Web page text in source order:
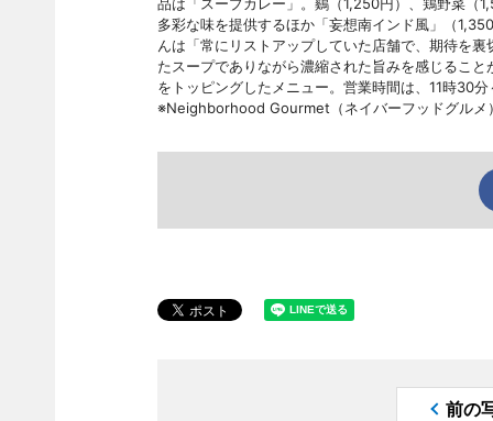
多彩な味を提供するほか「妄想南インド風」（
んは「常にリストアップしていた店舗で、期待を
たスープでありながら濃縮された旨みを感じるこ
をトッピングしたメニュー。営業時間は、11時30
※Neighborhood Gourmet（ネイバーフッドグルメ
前の